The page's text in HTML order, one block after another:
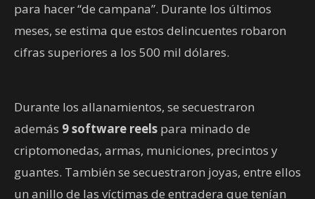
para hacer “de campana”. Durante los últimos
meses, se estima que estos delincuentes robaron
cifras superiores a los 500 mil dólares.
Durante los allanamientos, se secuestraron
además 9 software reels para minado de
criptomonedas, armas, municiones, precintos y
guantes. También se secuestraron joyas, entre ellos
un anillo de las víctimas de entradera que tenían